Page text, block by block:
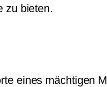
zu bieten.
eines mächtigen